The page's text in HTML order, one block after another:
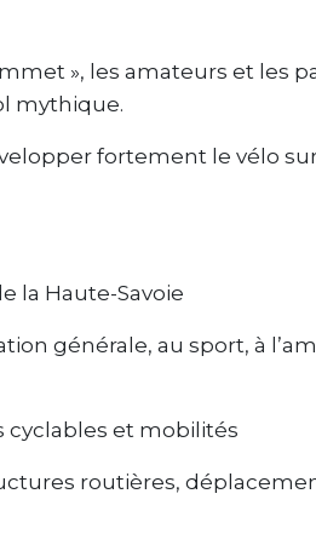
», les amateurs et les
mythique.
fortement le vélo
la Haute-Savoie
générale, au sport, à
cyclables et mobilités
routières,